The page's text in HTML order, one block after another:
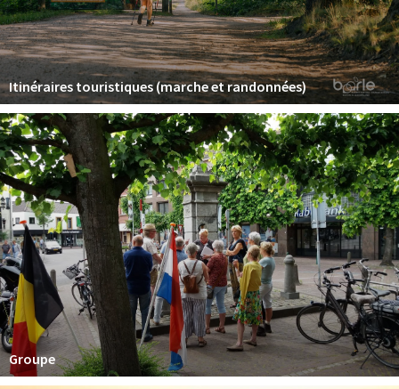
Itinéraires touristiques (marche et randonnées)
Groupe